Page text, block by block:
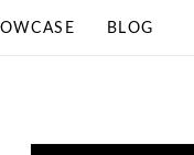
BLOG